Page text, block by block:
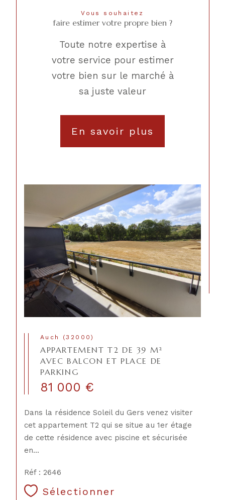
Vous souhaitez
faire estimer votre propre bien ?
Toute notre expertise à
votre service pour estimer
votre bien sur le marché à
sa juste valeur
En savoir plus
Auch (32000)
APPARTEMENT T2 DE 39 M²
AVEC BALCON ET PLACE DE
PARKING
81 000 €
Dans la résidence Soleil du Gers venez visiter
cet appartement T2 qui se situe au 1er étage
de cette résidence avec piscine et sécurisée
en...
Réf : 2646
Sélectionner